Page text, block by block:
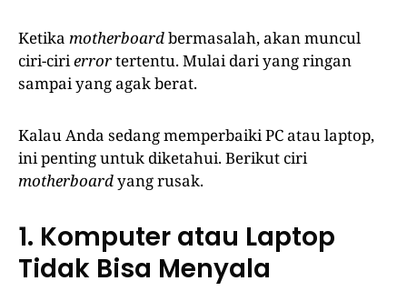
Ketika motherboardbermasalah, akan muncul
ciri-cirierrortertentu. Mulai dari yang ringan
sampai yang agak berat.
Kalau Anda sedang memperbaiki PC atau laptop,
ini penting untuk diketahui. Berikut ciri
motherboardyang rusak.
1. Komputer atau Laptop
Tidak Bisa Menyala